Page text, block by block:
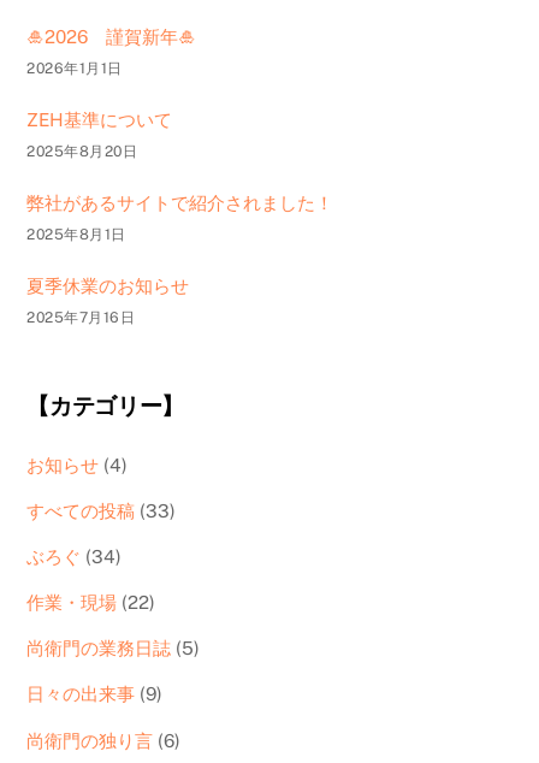
🎍2026 謹賀新年🎍
2026年1月1日
ZEH基準について
2025年8月20日
弊社があるサイトで紹介されました！
2025年8月1日
夏季休業のお知らせ
2025年7月16日
【カテゴリー】
お知らせ (4)
すべての投稿 (33)
ぶろぐ (34)
作業・現場 (22)
尚衛門の業務日誌 (5)
日々の出来事 (9)
尚衛門の独り言 (6)